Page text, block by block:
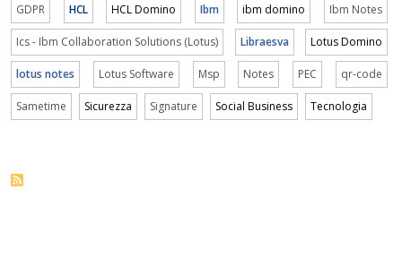
GDPR HCL HCL Domino Ibm ibm domino Ibm Notes
Ics - Ibm Collaboration Solutions (Lotus) Libraesva Lotus Domino
lotus notes Lotus Software Msp Notes PEC qr-code
Sametime Sicurezza Signature Social Business Tecnologia